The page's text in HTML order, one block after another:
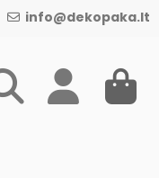
info@dekopaka.lt